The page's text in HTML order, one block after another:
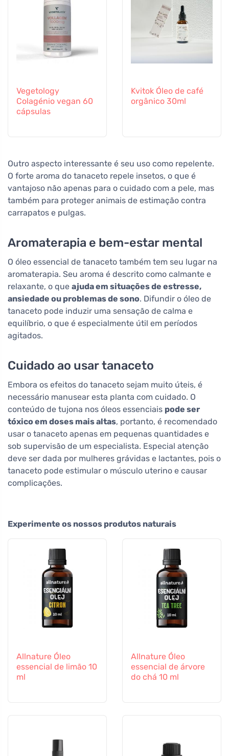
Vegetology
Colagénio vegan 60
cápsulas
Kvitok Óleo de café
orgânico 30ml
Outro aspecto interessante é seu uso como repelente.
O forte aroma do tanaceto repele insetos, o que é
vantajoso não apenas para o cuidado com a pele, mas
também para proteger animais de estimação contra
carrapatos e pulgas.
Aromaterapia e bem-estar mental
O óleo essencial de tanaceto também tem seu lugar na
aromaterapia. Seu aroma é descrito como calmante e
relaxante, o que ajuda em situações de estresse,
ansiedade ou problemas de sono. Difundir o óleo de
tanaceto pode induzir uma sensação de calma e
equilíbrio, o que é especialmente útil em períodos
agitados.
Cuidado ao usar tanaceto
Embora os efeitos do tanaceto sejam muito úteis, é
necessário manusear esta planta com cuidado. O
conteúdo de tujona nos óleos essenciais pode ser
tóxico em doses mais altas, portanto, é recomendado
usar o tanaceto apenas em pequenas quantidades e
sob supervisão de um especialista. Especial atenção
deve ser dada por mulheres grávidas e lactantes, pois o
tanaceto pode estimular o músculo uterino e causar
complicações.
Experimente os nossos produtos naturais
Allnature Óleo
essencial de limão 10
ml
Allnature Óleo
essencial de árvore
do chá 10 ml